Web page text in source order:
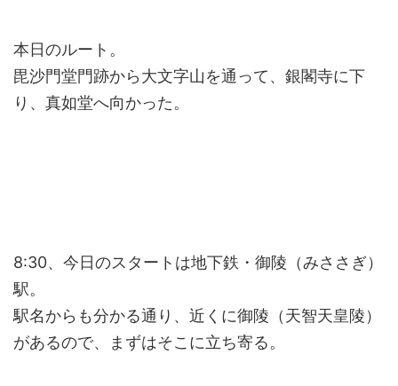
本日のルート。
毘沙門堂門跡から大文字山を通って、銀閣寺に下
り、真如堂へ向かった。
8:30、今日のスタートは地下鉄・御陵（みささぎ）
駅。
駅名からも分かる通り、近くに御陵（天智天皇陵）
があるので、まずはそこに立ち寄る。